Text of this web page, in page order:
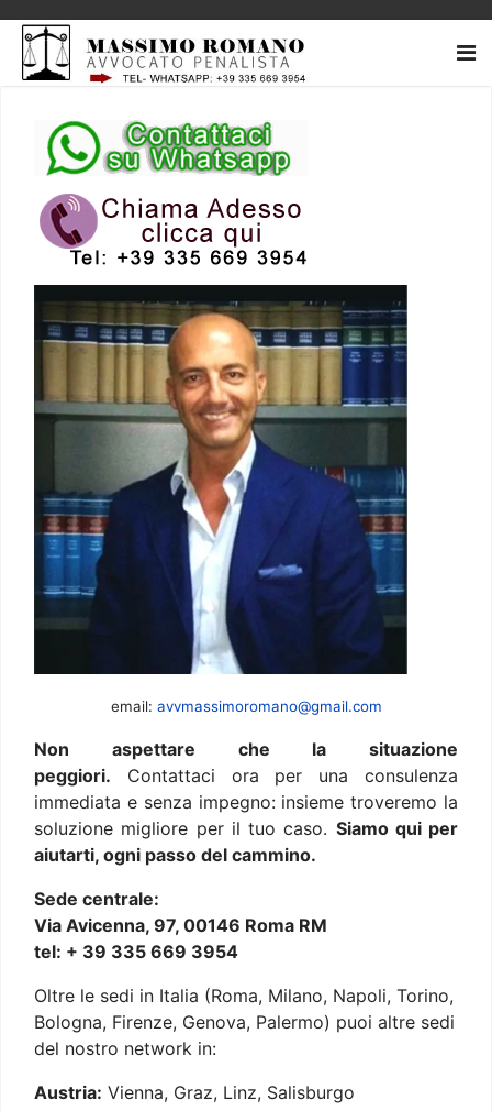
email: avvmassimoromano@gmail.com
Non aspettare che la situazione
peggiori. Contattaci ora per una consulenza
immediata e senza impegno: insieme troveremo la
soluzione migliore per il tuo caso. Siamo qui per
aiutarti, ogni passo del cammino.
Sede centrale:
Via Avicenna, 97, 00146 Roma RM
tel: + 39 335 669 3954
Oltre le sedi in Italia (Roma, Milano, Napoli, Torino,
Bologna, Firenze, Genova, Palermo) puoi altre sedi
del nostro network in:
Austria: Vienna, Graz, Linz, Salisburgo